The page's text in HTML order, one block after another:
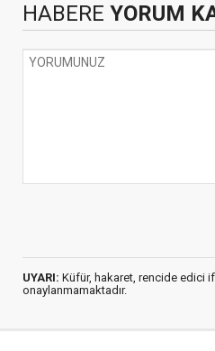
HABERE YORUM
UYARI: Küfür, hakaret, rencide edici
onaylanmamaktadır.